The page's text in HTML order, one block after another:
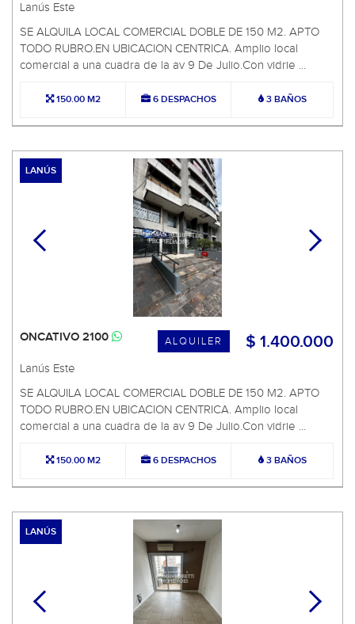
Lanús Este
SE ALQUILA LOCAL COMERCIAL DOBLE DE 150 M2. APTO
TODO RUBRO.EN UBICACION CENTRICA. Amplio local
comercial a una cuadra de la av 9 De Julio.Con vidrie ...
150.00 M2 6 DESPACHOS 3 BAÑOS
LANÚS
$ 1.400.000
ALQUILER
ONCATIVO 2100
Lanús Este
SE ALQUILA LOCAL COMERCIAL DOBLE DE 150 M2. APTO
TODO RUBRO.EN UBICACION CENTRICA. Amplio local
comercial a una cuadra de la av 9 De Julio.Con vidrie ...
150.00 M2 6 DESPACHOS 3 BAÑOS
LANÚS